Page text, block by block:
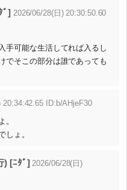
ﾞ] 2026/06/28(日) 20:30:50.60
手可能な生活してれば入るし
でそこの部分は誰であっても
20:34:42.65 ID:b/AHjeF30
。
しょ。
) [ﾆﾀﾞ] 2026/06/28(日)